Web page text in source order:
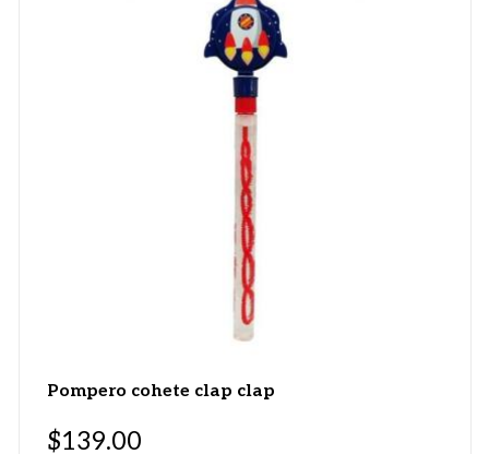
Pompero cohete clap clap
$139.00